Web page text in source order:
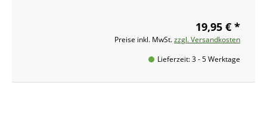
19,95 € *
Preise inkl. MwSt.zzgl. Versandkosten
Lieferzeit: 3 - 5 Werktage